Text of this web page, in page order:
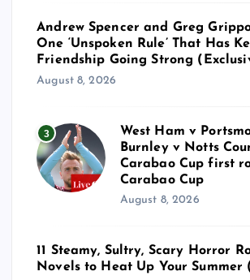
Andrew Spencer and Greg
One ‘Unspoken Rule’ That Has
Friendship Going Strong
August 8, 2026
3
West Ham v
Burnley v Notts
Carabao Cup first
Carabao Cup
August 8, 2026
11 Steamy, Sultry, Scary Horror
Novels to Heat Up Your Summer